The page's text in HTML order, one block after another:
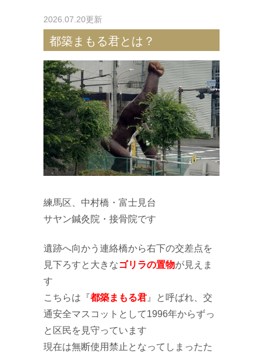
2026.07.20更新
都築まもる君とは？
練馬区、中村橋・富士見台
サヤン鍼灸院・接骨院です
遺跡へ向かう連絡橋から右下の交差点を
見下ろすと大きなゴリラの置物が見えま
す
こちらは『都築まもる君 』と呼ばれ、交
通安全マスコットとして1996年からずっ
と区民を見守っています
現在は無断使用禁止となってしまったた